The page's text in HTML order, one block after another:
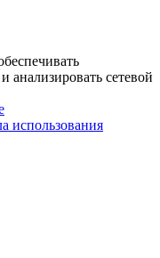
анализировать сетевой
использования